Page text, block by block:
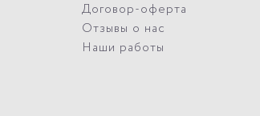
Договор-оферта
Отзывы о нас
Наши работы